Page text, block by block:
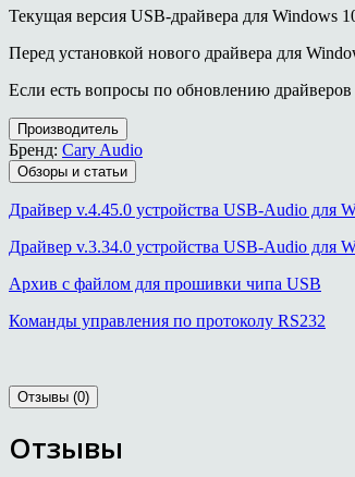
Текущая версия USB-драйвера для Windows
Перед установкой нового драйвера для
Если есть вопросы по обновлению
Производитель
Бренд: Cary Audio
Обзоры и статьи
Драйвер v.4.45.0 устройства USB-Audio для
Драйвер v.3.34.0 устройства USB-Audio для
Архив с файлом для прошивки чипа USB
Команды управления по протоколу RS232
Отзывы (0)
Отзывы